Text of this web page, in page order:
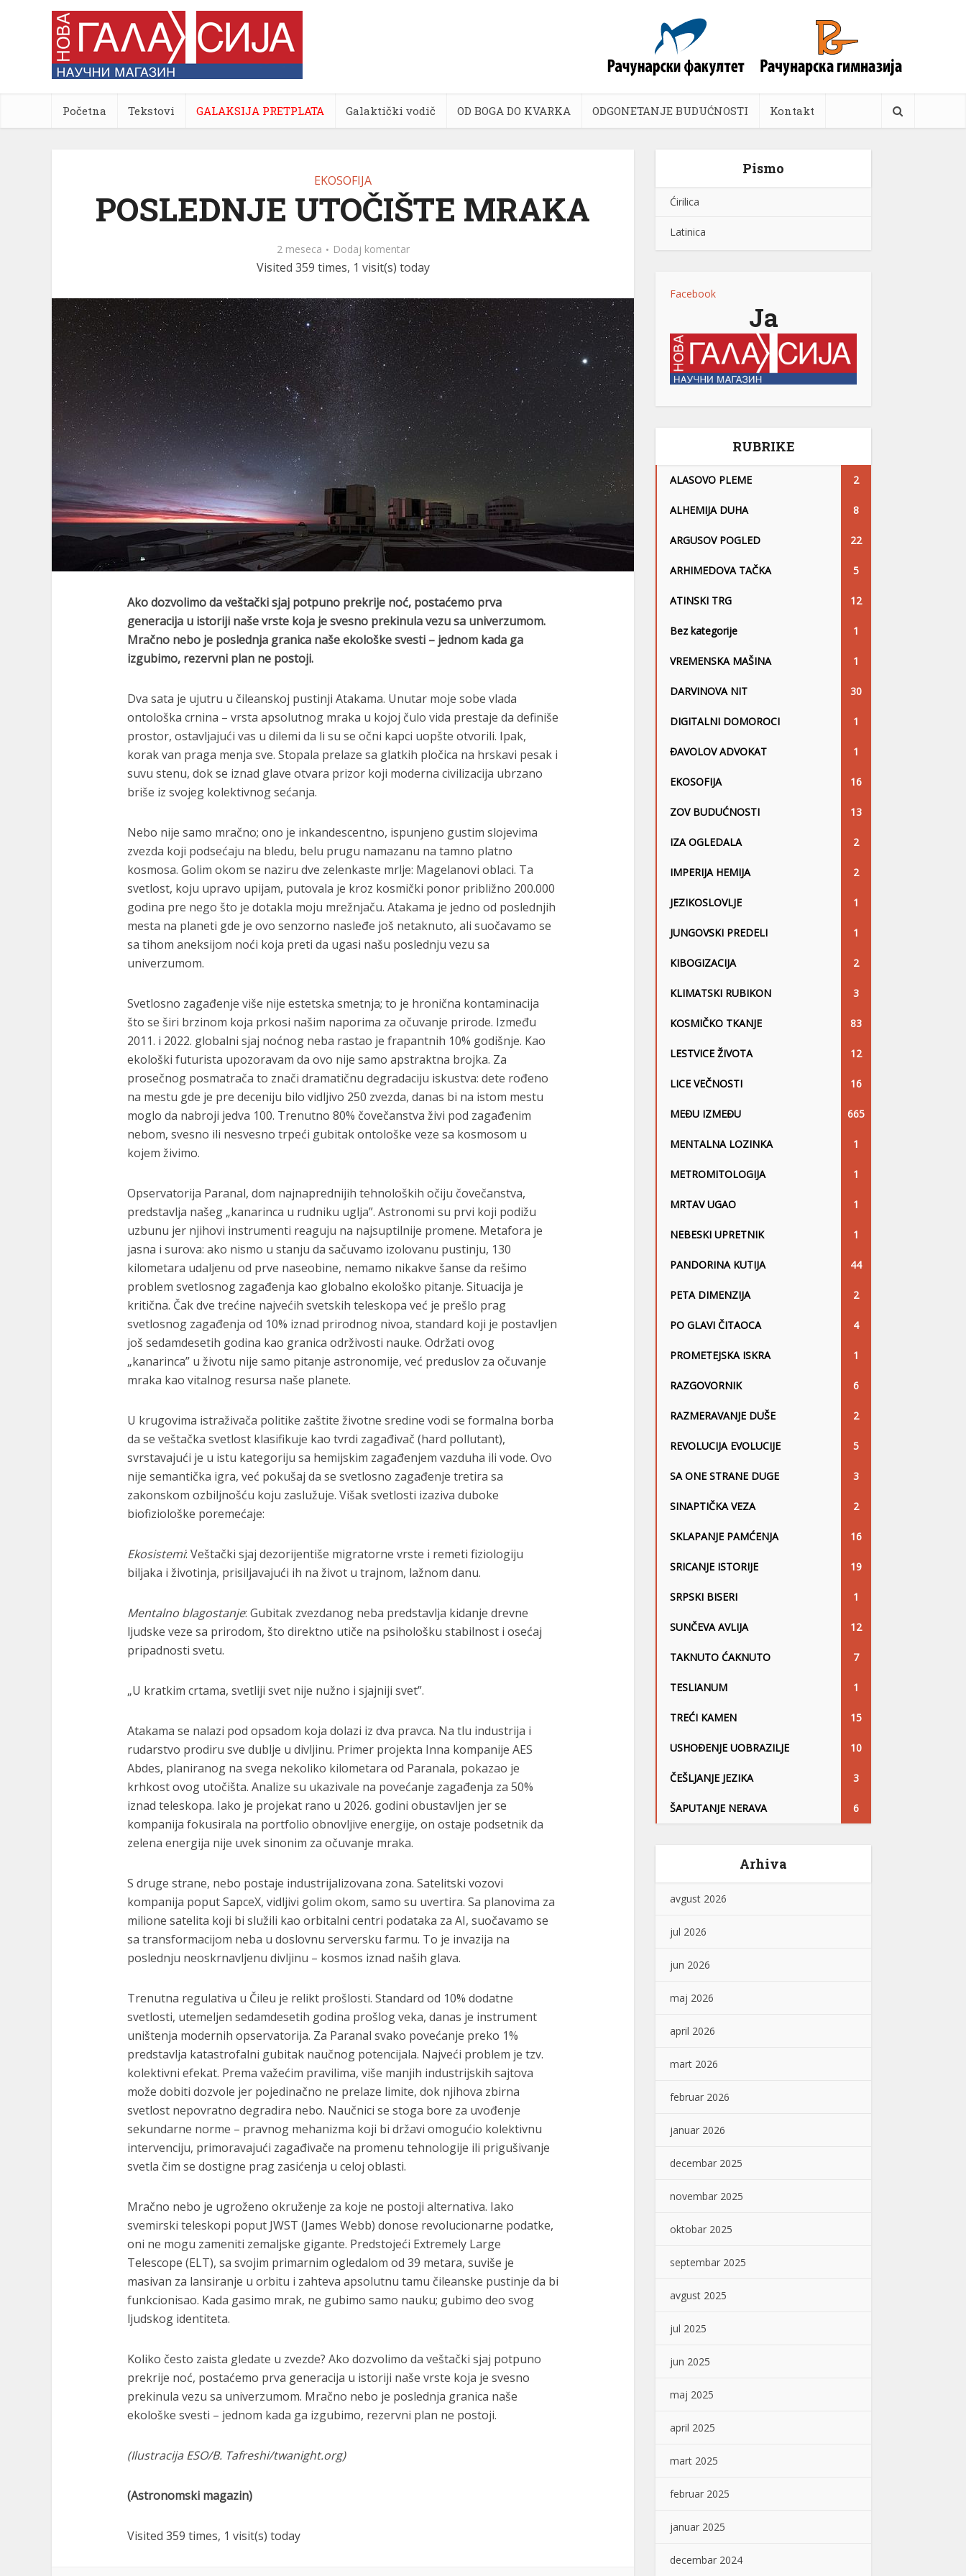
Početna Tekstovi GALAKSIJA PRETPLATA Galaktički vodič OD BOGA DO KVARKA ODGONETANJE BUDUĆNOSTI Kontakt
EKOSOFIJA
POSLEDNJE UTOČIŠTE MRAKA
2 meseca Dodaj komentar
Visited 359 times, 1 visit(s) today
Ako dozvolimo da veštački sjaj potpuno prekrije noć, postaćemo prva
generacija u istoriji naše vrste koja je svesno prekinula vezu sa univerzumom.
Mračno nebo je poslednja granica naše ekološke svesti – jednom kada ga
izgubimo, rezervni plan ne postoji.
Dva sata je ujutru u čileanskoj pustinji Atakama. Unutar moje sobe vlada
ontološka crnina – vrsta apsolutnog mraka u kojoj čulo vida prestaje da definiše
prostor, ostavljajući vas u dilemi da li su se očni kapci uopšte otvorili. Ipak,
korak van praga menja sve. Stopala prelaze sa glatkih pločica na hrskavi pesak i
suvu stenu, dok se iznad glave otvara prizor koji moderna civilizacija ubrzano
briše iz svojeg kolektivnog sećanja.
Nebo nije samo mračno; ono je inkandescentno, ispunjeno gustim slojevima
zvezda koji podsećaju na bledu, belu prugu namazanu na tamno platno
kosmosa. Golim okom se naziru dve zelenkaste mrlje: Magelanovi oblaci. Ta
svetlost, koju upravo upijam, putovala je kroz kosmički ponor približno 200.000
godina pre nego što je dotakla moju mrežnjaču. Atakama je jedno od poslednjih
mesta na planeti gde je ovo senzorno nasleđe još netaknuto, ali suočavamo se
sa tihom aneksijom noći koja preti da ugasi našu poslednju vezu sa
univerzumom.
Svetlosno zagađenje više nije estetska smetnja; to je hronična kontaminacija
što se širi brzinom koja prkosi našim naporima za očuvanje prirode. Između
2011. i 2022. globalni sjaj noćnog neba rastao je frapantnih 10% godišnje. Kao
ekološki futurista upozoravam da ovo nije samo apstraktna brojka. Za
prosečnog posmatrača to znači dramatičnu degradaciju iskustva: dete rođeno
na mestu gde je pre deceniju bilo vidljivo 250 zvezda, danas bi na istom mestu
moglo da nabroji jedva 100. Trenutno 80% čovečanstva živi pod zagađenim
nebom, svesno ili nesvesno trpeći gubitak ontološke veze sa kosmosom u
kojem živimo.
Opservatorija Paranal, dom najnaprednijih tehnoloških očiju čovečanstva,
predstavlja našeg „kanarinca u rudniku uglja”. Astronomi su prvi koji podižu
uzbunu jer njihovi instrumenti reaguju na najsuptilnije promene. Metafora je
jasna i surova: ako nismo u stanju da sačuvamo izolovanu pustinju, 130
kilometara udaljenu od prve naseobine, nemamo nikakve šanse da rešimo
problem svetlosnog zagađenja kao globalno ekološko pitanje. Situacija je
kritična. Čak dve trećine najvećih svetskih teleskopa već je prešlo prag
svetlosnog zagađenja od 10% iznad prirodnog nivoa, standard koji je postavljen
još sedamdesetih godina kao granica održivosti nauke. Održati ovog
„kanarinca” u životu nije samo pitanje astronomije, već preduslov za očuvanje
mraka kao vitalnog resursa naše planete.
U krugovima istraživača politike zaštite životne sredine vodi se formalna borba
da se veštačka svetlost klasifikuje kao tvrdi zagađivač (hard pollutant),
svrstavajući je u istu kategoriju sa hemijskim zagađenjem vazduha ili vode. Ovo
nije semantička igra, već pokušaj da se svetlosno zagađenje tretira sa
zakonskom ozbiljnošću koju zaslužuje. Višak svetlosti izaziva duboke
biofiziološke poremećaje:
Ekosistemi: Veštački sjaj dezorijentiše migratorne vrste i remeti fiziologiju
biljaka i životinja, prisiljavajući ih na život u trajnom, lažnom danu.
Mentalno blagostanje: Gubitak zvezdanog neba predstavlja kidanje drevne
ljudske veze sa prirodom, što direktno utiče na psihološku stabilnost i osećaj
pripadnosti svetu.
„U kratkim crtama, svetliji svet nije nužno i sjajniji svet”.
Atakama se nalazi pod opsadom koja dolazi iz dva pravca. Na tlu industrija i
rudarstvo prodiru sve dublje u divljinu. Primer projekta Inna kompanije AES
Abdes, planiranog na svega nekoliko kilometara od Paranala, pokazao je
krhkost ovog utočišta. Analize su ukazivale na povećanje zagađenja za 50%
iznad teleskopa. Iako je projekat rano u 2026. godini obustavljen jer se
kompanija fokusirala na portfolio obnovljive energije, on ostaje podsetnik da
zelena energija nije uvek sinonim za očuvanje mraka.
S druge strane, nebo postaje industrijalizovana zona. Satelitski vozovi
kompanija poput SapceX, vidljivi golim okom, samo su uvertira. Sa planovima za
milione satelita koji bi služili kao orbitalni centri podataka za AI, suočavamo se
sa transformacijom neba u doslovnu serversku farmu. To je invazija na
poslednju neoskrnavljenu divljinu – kosmos iznad naših glava.
Trenutna regulativa u Čileu je relikt prošlosti. Standard od 10% dodatne
svetlosti, utemeljen sedamdesetih godina prošlog veka, danas je instrument
uništenja modernih opservatorija. Za Paranal svako povećanje preko 1%
predstavlja katastrofalni gubitak naučnog potencijala. Najveći problem je tzv.
kolektivni efekat. Prema važećim pravilima, više manjih industrijskih sajtova
može dobiti dozvole jer pojedinačno ne prelaze limite, dok njihova zbirna
svetlost nepovratno degradira nebo. Naučnici se stoga bore za uvođenje
sekundarne norme – pravnog mehanizma koji bi državi omogućio kolektivnu
intervenciju, primoravajući zagađivače na promenu tehnologije ili prigušivanje
svetla čim se dostigne prag zasićenja u celoj oblasti.
Mračno nebo je ugroženo okruženje za koje ne postoji alternativa. Iako
svemirski teleskopi poput JWST (James Webb) donose revolucionarne podatke,
oni ne mogu zameniti zemaljske gigante. Predstojeći Extremely Large
Telescope (ELT), sa svojim primarnim ogledalom od 39 metara, suviše je
masivan za lansiranje u orbitu i zahteva apsolutnu tamu čileanske pustinje da bi
funkcionisao. Kada gasimo mrak, ne gubimo samo nauku; gubimo deo svog
ljudskog identiteta.
Koliko često zaista gledate u zvezde? Ako dozvolimo da veštački sjaj potpuno
prekrije noć, postaćemo prva generacija u istoriji naše vrste koja je svesno
prekinula vezu sa univerzumom. Mračno nebo je poslednja granica naše
ekološke svesti – jednom kada ga izgubimo, rezervni plan ne postoji.
(Ilustracija ESO/B. Tafreshi/twanight.org)
(Astronomski magazin)
Visited 359 times, 1 visit(s) today
Pismo
Ćirilica
Latinica
Facebook
Ja
RUBRIKE
ALASOVO PLEME 2
ALHEMIJA DUHA 8
ARGUSOV POGLED 22
ARHIMEDOVA TAČKA 5
ATINSKI TRG 12
Bez kategorije 1
VREMENSKA MAŠINA 1
DARVINOVA NIT 30
DIGITALNI DOMOROCI 1
ĐAVOLOV ADVOKAT 1
EKOSOFIJA 16
ZOV BUDUĆNOSTI 13
IZA OGLEDALA 2
IMPERIJA HEMIJA 2
JEZIKOSLOVLJE 1
JUNGOVSKI PREDELI 1
KIBOGIZACIJA 2
KLIMATSKI RUBIKON 3
KOSMIČKO TKANJE 83
LESTVICE ŽIVOTA 12
LICE VEČNOSTI 16
MEĐU IZMEĐU 665
MENTALNA LOZINKA 1
METROMITOLOGIJA 1
MRTAV UGAO 1
NEBESKI UPRETNIK 1
PANDORINA KUTIJA 44
PETA DIMENZIJA 2
PO GLAVI ČITAOCA 4
PROMETEJSKA ISKRA 1
RAZGOVORNIK 6
RAZMERAVANJE DUŠE 2
REVOLUCIJA EVOLUCIJE 5
SA ONE STRANE DUGE 3
SINAPTIČKA VEZA 2
SKLAPANJE PAMĆENJA 16
SRICANJE ISTORIJE 19
SRPSKI BISERI 1
SUNČEVA AVLIJA 12
TAKNUTO ĆAKNUTO 7
TESLIANUM 1
TREĆI KAMEN 15
USHOĐENJE UOBRAZILJE 10
ČEŠLJANJE JEZIKA 3
ŠAPUTANJE NERAVA 6
Arhiva
avgust 2026
jul 2026
jun 2026
maj 2026
april 2026
mart 2026
februar 2026
januar 2026
decembar 2025
novembar 2025
oktobar 2025
septembar 2025
avgust 2025
jul 2025
jun 2025
maj 2025
april 2025
mart 2025
februar 2025
januar 2025
decembar 2024